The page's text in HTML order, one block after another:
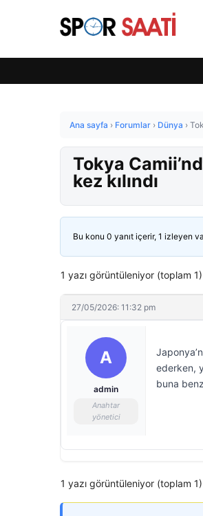
Ana sayfa › Forumlar › Dünya ›
Tokya
kez kılındı
Bu konu 0 yanıt içerir, 1 izleyen
1 yazı görüntüleniyor (toplam 1)
27/05/2026: 11:32 pm
A
admin
Anahtar
yönetici
ederken,
buna
1 yazı görüntüleniyor (toplam 1)